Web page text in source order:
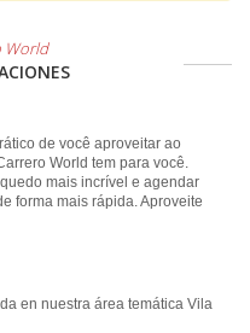
World
de você aproveitar ao
World tem para você.
mais incrível e agendar
forma mais rápida. Aproveite
en nuestra área temática Vila